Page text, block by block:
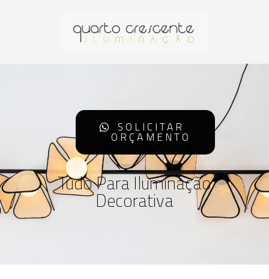
Tudo Para Iluminação
Decorativa
SOLICITAR
ORÇAMENTO